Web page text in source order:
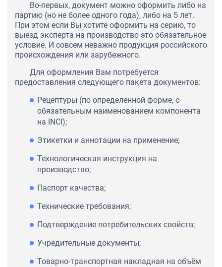
Во-первых, документ можно оформить либо на
партию (но не более одного года), либо на 5 лет.
При этом если Вы хотите оформить на серию, то
выезд эксперта на производство это обязательное
условие. И совсем неважно продукция российского
происхождения или зарубежного.
Для оформления Вам потребуется
предоставления следующего пакета документов:
Рецептуры (по определенной форме, с
обязательным наименованием компонента
на INCI);
Этикетки и аннотации на применение;
Технологическая инструкция на
производство;
Паспорт качества;
Технические требования;
Подтверждение потребительских свойств;
Учредительные документы;
Товарно-транспортная накладная на объём